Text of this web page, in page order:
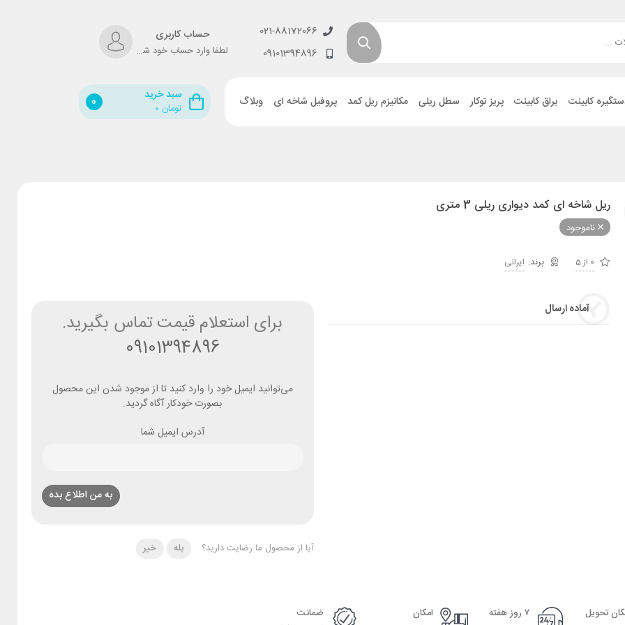
021-88172066
09101394896
حساب کاربری
لطفا وارد حساب خود شوید!
کابینت یراق کابینت پریز توکار سطل ریلی مکانیزم ریل کمد پروفیل شاخه ای وبلاگ سبد خرید
۰ تومان 0
ریل شاخه ای کمد دیواری ریلی 3 متری
ناموجود
0 از 5 ایرانی
آماده ارسال
برای استعلام قیمت تماس بگیرید.
09101394896
می‌توانید ایمیل خود را وارد کنید تا از موجود شدن این محصول
بصورت خودکار آگاه گردید.
آدرس ایمیل شما
آیا از محصول ما رضایت دارید؟ بله خیر
تحویل ۷ روز هفته امکان ضمانت